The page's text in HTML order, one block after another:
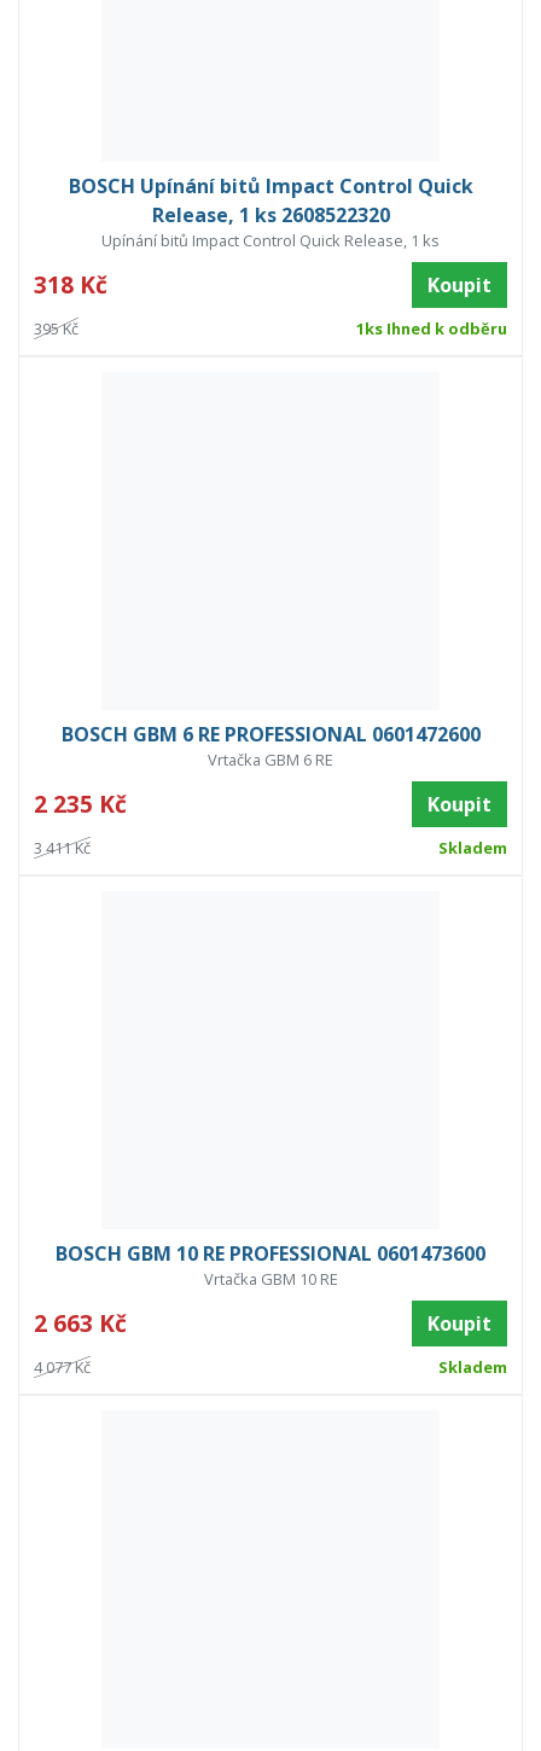
BOSCH Upínání bitů Impact Control Quick
Release, 1 ks 2608522320
Upínání bitů Impact Control Quick Release, 1 ks
318 Kč Koupit
395 Kč 1ks Ihned k odběru
BOSCH GBM 6 RE PROFESSIONAL 0601472600
Vrtačka GBM 6 RE
2 235 Kč Koupit
3 411 Kč Skladem
BOSCH GBM 10 RE PROFESSIONAL 0601473600
Vrtačka GBM 10 RE
2 663 Kč Koupit
4 077 Kč Skladem